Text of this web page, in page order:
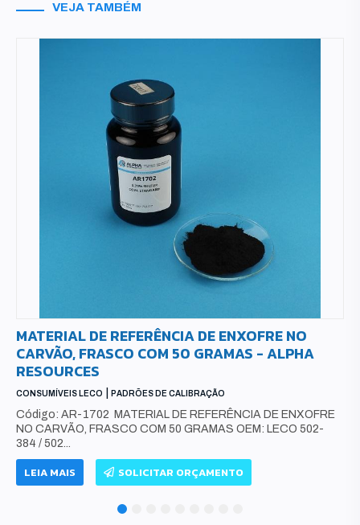
VEJA TAMBÉM
MATERIAL DE REFERÊNCIA DE ENXOFRE NO
CARVÃO, FRASCO COM 50 GRAMAS - ALPHA
RESOURCES
CONSUMÍVEIS LECO PADRÕES DE CALIBRAÇÃO
Código: AR-1702 MATERIAL DE REFERÊNCIA DE ENXOFRE
NO CARVÃO, FRASCO COM 50 GRAMAS OEM: LECO 502-
384 / 502...
LEIA MAIS SOLICITAR ORÇAMENTO
4